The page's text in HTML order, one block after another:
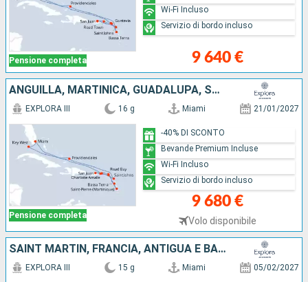
Pensione completa 9 640 €
Wi-Fi Incluso
Servizio di bordo incluso
ANGUILLA, MARTINICA, GUADALUPA, SAINT MARTIN, PORTORICO, TORTOLA, ANTIGUA E BARBUDA, FRANCIA, STATI UNITI
Pensione completa
EXPLORA III 16 g Miami 21/01/2027
9 680 €
Volo disponibile
-40% DI SCONTO
Bevande Premium Incluse
Wi-Fi Incluso
Servizio di bordo incluso
SAINT MARTIN, FRANCIA, ANTIGUA E BARBUDA, PORTORICO, GUADALUPA, REPUBBLICA DOMINICANA, STATI UNITI
EXPLORA III 15 g Miami 05/02/2027